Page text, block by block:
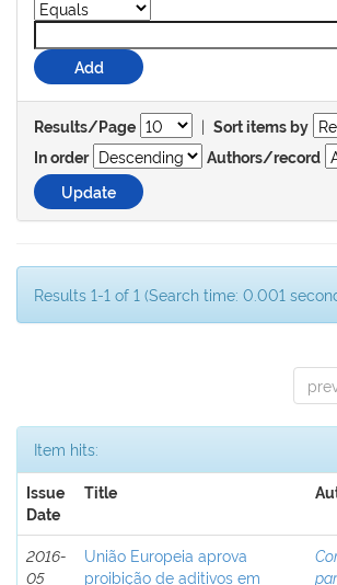
Results/Page | Sort items by
In order
Authors/record
Results 1-1 of 1 (Search time: 0.001
Item hits:
Issue
Date
Title
2016-
05
União Europeia aprova
proibição de aditivos em